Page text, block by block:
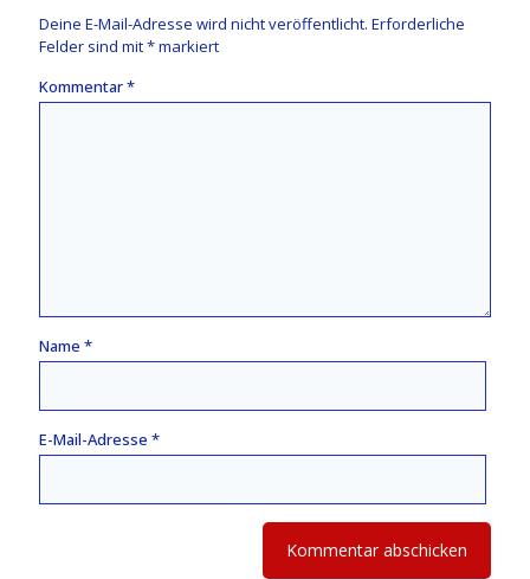
Deine E-Mail-Adresse wird nicht veröffentlicht. Erforderliche
Felder sind mit*markiert
Kommentar*
Name *
E-Mail-Adresse *